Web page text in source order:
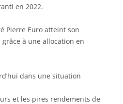
en 2022.
Pierre Euro atteint son
à une allocation en
dans une situation
et les pires rendements de